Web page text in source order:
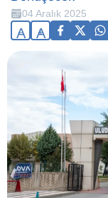
04 Aralık 2025
A A